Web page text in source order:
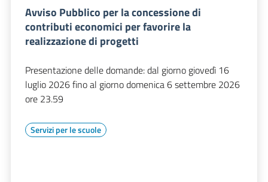
Avviso Pubblico per la concessione di
contributi economici per favorire la
realizzazione di progetti
Presentazione delle domande: dal giorno giovedì 16
luglio 2026 fino al giorno domenica 6 settembre 2026
ore 23.59
Servizi per le scuole